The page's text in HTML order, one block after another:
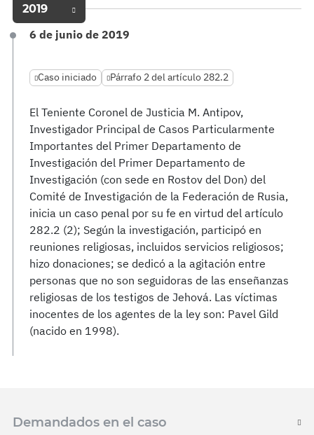
2019
6 de junio de 2019
Caso iniciado Párrafo 2 del artículo 282.2
El Teniente Coronel de Justicia M. Antipov,
Investigador Principal de Casos Particularmente
Importantes del Primer Departamento de
Investigación del Primer Departamento de
Investigación (con sede en Rostov del Don) del
Comité de Investigación de la Federación de Rusia,
inicia un caso penal por su fe en virtud del artículo
282.2 (2); Según la investigación, participó en
reuniones religiosas, incluidos servicios religiosos;
hizo donaciones; se dedicó a la agitación entre
personas que no son seguidoras de las enseñanzas
religiosas de los testigos de Jehová. Las víctimas
inocentes de los agentes de la ley son: Pavel Gild
(nacido en 1998).
Demandados en el caso